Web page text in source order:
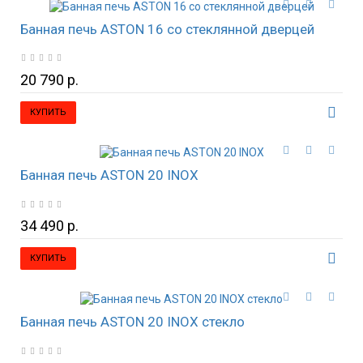
Банная печь ASTON 16 со стеклянной дверцей
20 790 р.
КУПИТЬ
Банная печь ASTON 20 INOX
34 490 р.
КУПИТЬ
Банная печь ASTON 20 INOX стекло